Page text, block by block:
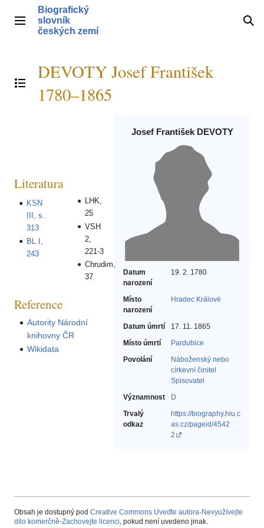
obsahHlavní menu
Biografický
slovník
českých zemí
Přepnout obsah
DEVOTY Josef František
1780–1865
Josef František DEVOTY
Datum
narození
19. 2. 1780
Místo
narození
Hradec Králové
Datum úmrtí
17. 11. 1865
Místo úmrtí
Pardubice
Povolání
Náboženský nebo
církevní činitel‎
Spisovatel‎
Významnost
D
Trvalý
odkaz
https://biography.hiu.c
as.cz/pageid/4542
2
Literatura
KSN
III, s.
313
BL I,
243
LHK,
25
VSH
2,
221-3
Chrudim,
37
Reference
Autority Národní
knihovny ČR
Wikidata
Obsah je dostupný pod Creative Commons Uveďte autora-Nevyužívejte
dílo komerčně-Zachovejte licenci, pokud není uvedeno jinak.